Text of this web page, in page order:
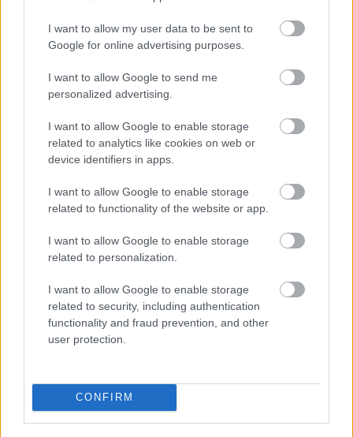
I want to allow my user data to be sent to
Google for online advertising purposes.
I want to allow Google to send me
personalized advertising.
I want to allow Google to enable storage
related to analytics like cookies on web or
device identifiers in apps.
I want to allow Google to enable storage
related to functionality of the website or app.
I want to allow Google to enable storage
related to personalization.
I want to allow Google to enable storage
related to security, including authentication
functionality and fraud prevention, and other
user protection.
CONFIRM
Bankot robbanthat a Ferrari Max
Verstappen megszerzéséért
A vezető úgy véli, a mezőny tagjai kivétel nélkül
komoly megpróbáltatásokon mennek keresztül a
karrierjük során. A sikerhez elengedhetetlen a
belső stabilitás, hiszen a legmagasabb szintre
senki sem juthat el pusztán szerencsével.
„A legjobbak nem azért kerülnek a
királykategóriába, mert egyszerűen csak mázlijuk
stabilitásuknak köszönhetően érik el. Karakter
nélkül lehetetlen bajnokságokat nyerni az alsóbb